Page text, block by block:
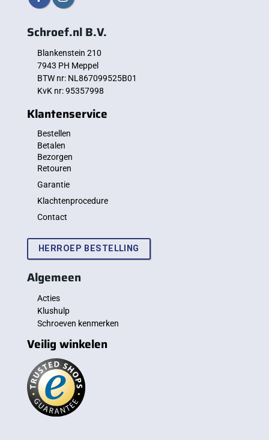
Schroef.nl B.V.
Blankenstein 210
7943 PH Meppel
BTW nr: NL867099525B01
KvK nr: 95357998
Klantenservice
Bestellen
Betalen
Bezorgen
Retouren
Garantie
Klachtenprocedure
Contact
HERROEP BESTELLING
Algemeen
Acties
Klushulp
Schroeven kenmerken
Veilig winkelen